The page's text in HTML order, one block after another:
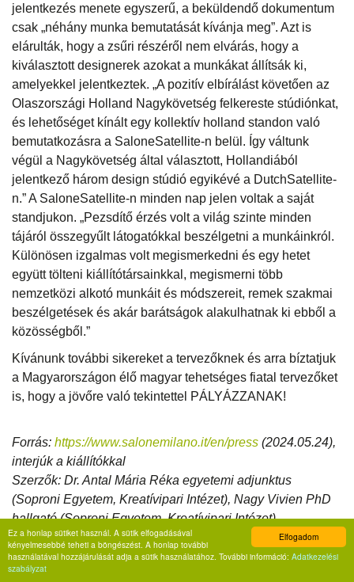
Elfogadom
Ez a honlap sütiket használ. A sütik elfogadásával
kényelmesebbé teheti a böngészést. A honlap további
használatával hozzájárulását adja a sütik használatához. További információ: Adatkezelési
szabályzat
jelentkezés menete egyszerű, a beküldendő dokumentum
csak „néhány munka bemutatását kívánja meg”. Azt is
elárulták, hogy a zsűri részéről nem elvárás, hogy a
kiválasztott designerek azokat a munkákat állítsák ki,
amelyekkel jelentkeztek. „A pozitív elbírálást követően az
Olaszországi Holland Nagykövetség felkereste stúdiónkat,
és lehetőséget kínált egy kollektív holland standon való
bemutatkozásra a SaloneSatellite-n belül. Így váltunk
végül a Nagykövetség által választott, Hollandiából
jelentkező három design stúdió egyikévé a DutchSatellite-
n.” A SaloneSatellite-n minden nap jelen voltak a saját
standjukon. „Pezsdítő érzés volt a világ szinte minden
tájáról összegyűlt látogatókkal beszélgetni a munkáinkról.
Különösen izgalmas volt megismerkedni és egy hetet
együtt tölteni kiállítótársainkkal, megismerni több
nemzetközi alkotó munkáit és módszereit, remek szakmai
beszélgetések és akár barátságok alakulhatnak ki ebből a
közösségből.”
Kívánunk további sikereket a tervezőknek és arra bíztatjuk
a Magyarországon élő magyar tehetséges fiatal tervezőket
is, hogy a jövőre való tekintettel PÁLYÁZZANAK!
Forrás: https://www.salonemilano.it/en/press (2024.05.24),
interjúk a kiállítókkal
Szerzők: Dr. Antal Mária Réka egyetemi adjunktus
(Soproni Egyetem, Kreatívipari Intézet), Nagy Vivien PhD
hallgató (Soproni Egyetem, Kreatívipari Intézet)
TETSZETT A CIKK?